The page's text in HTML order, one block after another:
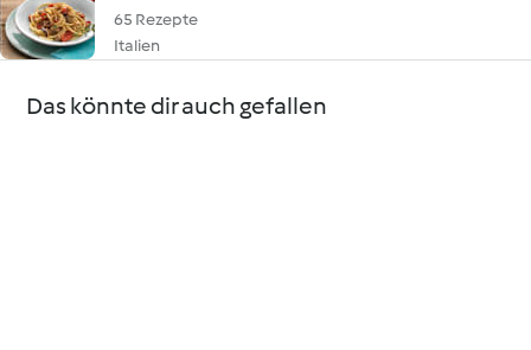
65 Rezepte
Italien
Das könnte dir auch gefallen